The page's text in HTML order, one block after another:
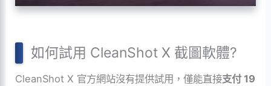
如何試用 CleanShot X 截圖軟體?
CleanShot X 官方網站沒有提供試用，僅能直接支付 19